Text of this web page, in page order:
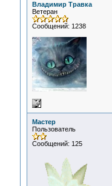
Владимир Травка
Ветеран
Сообщений: 1238
Мастер
Пользователь
Сообщений: 125